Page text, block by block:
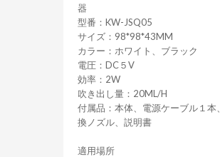
器
型番：KW-JSQ05
サイズ：98*98*43MM
カラー：ホワイト、ブラック
電圧：DC５V
効率：2W
吹き出し量：20ML/H
付属品：本体、電源ケーブル１本
換ノズル、説明書
適用場所